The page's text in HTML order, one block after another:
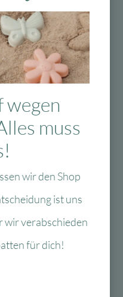
Fachmann
eine
Montage zu
wegen
muss
wir den Shop
ist uns
wir verabschieden
für dich!